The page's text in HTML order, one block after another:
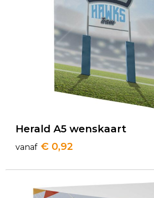
Herald A5 wenskaart
vanaf € 0,92